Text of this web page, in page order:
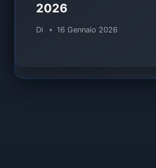
2026
Di 16 Gennaio 2026